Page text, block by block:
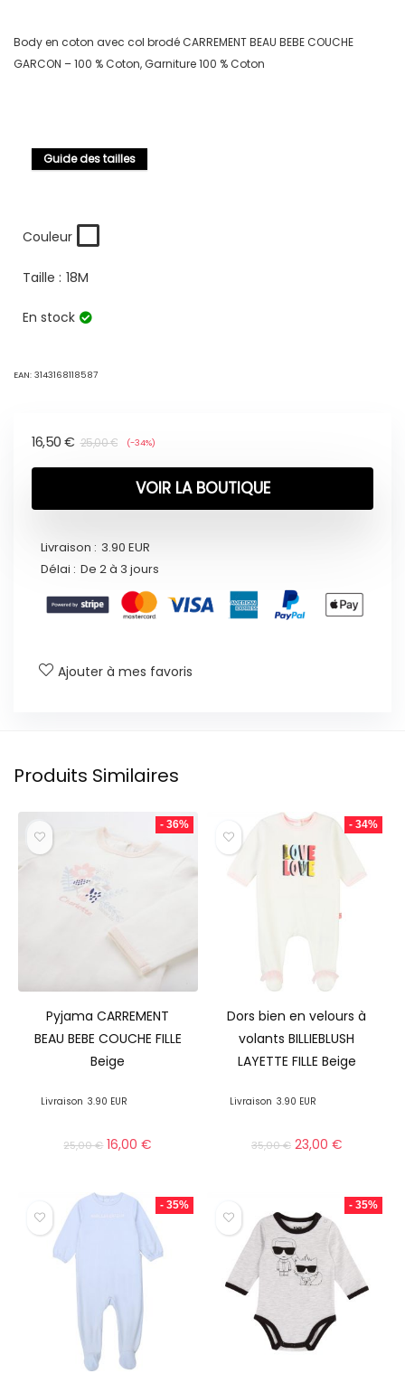
Body en coton avec col brodé CARREMENT BEAU BEBE COUCHE
GARCON – 100 % Coton, Garniture 100 % Coton
Guide des tailles
Couleur
Taille : 18M
En stock
EAN: 3143168118587
25,00€
16,50 € (-34%)
VOIR LA BOUTIQUE
Livraison : 3.90 EUR
Délai : De 2 à 3 jours
Ajouter à mes favoris
Produits Similaires
- 36%
Pyjama CARREMENT
BEAU BEBE COUCHE FILLE
Beige
Livraison 3.90 EUR
25,00€ 16,00€
- 34%
Dors bien en velours à
volants BILLIEBLUSH
LAYETTE FILLE Beige
Livraison 3.90 EUR
35,00€ 23,00 €
- 35% - 35%